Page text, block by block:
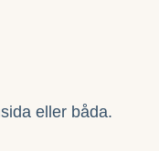
eller båda.